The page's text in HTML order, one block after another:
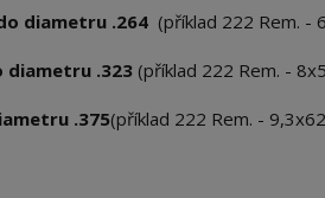
diametru .264 (příklad 222 Rem. -
diametru .323 (příklad 222 Rem. -
.375(příklad 222 Rem. -